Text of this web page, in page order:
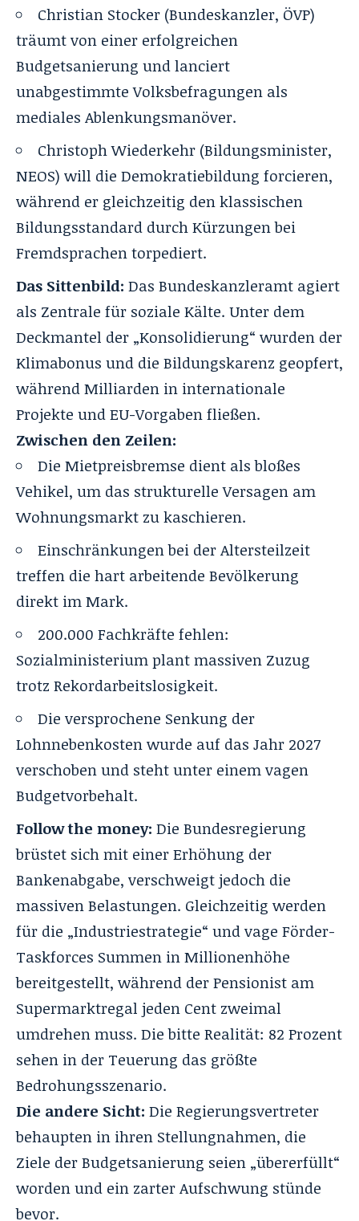
Christian Stocker (Bundeskanzler, ÖVP)
träumt von einer erfolgreichen
Budgetsanierung undlanciert
unabgestimmte Volksbefragungen als
mediales Ablenkungsmanöver.
Christoph Wiederkehr (Bildungsminister,
NEOS) will die Demokratiebildung forcieren,
während er gleichzeitig den klassischen
Bildungsstandard durch Kürzungen bei
Fremdsprachen torpediert.
Das Sittenbild: Das Bundeskanzleramt agiert
als Zentrale für soziale Kälte. Unter dem
Deckmantel der „Konsolidierung“ wurden der
Klimabonus und die Bildungskarenz geopfert,
während Milliarden in internationale
Projekte und EU-Vorgaben fließen.
Zwischen den Zeilen:
Die Mietpreisbremse dient als bloßes
Vehikel, um das strukturelle Versagen am
Wohnungsmarkt zu kaschieren.
Einschränkungen bei der Altersteilzeit
treffen die hart arbeitende Bevölkerung
direkt im Mark.
200.000 Fachkräfte fehlen:
Sozialministerium plant massiven Zuzug
trotz Rekordarbeitslosigkeit.
Die versprochene Senkung der
Lohnnebenkosten wurde auf das Jahr 2027
verschoben und steht unter einem vagen
Budgetvorbehalt.
Follow the money: Die Bundesregierung
brüstet sich mit einer Erhöhung der
Bankenabgabe, verschweigt jedoch die
massiven Belastungen. Gleichzeitig werden
für die „Industriestrategie“ und vage Förder-
Taskforces Summen in Millionenhöhe
bereitgestellt, während der Pensionist am
Supermarktregal jeden Cent zweimal
umdrehen muss. Die bitte Realität: 82 Prozent
sehen in der Teuerung das größte
Bedrohungsszenario.
Die andere Sicht: Die Regierungsvertreter
behaupten in ihren Stellungnahmen, die
Ziele der Budgetsanierung seien „übererfüllt“
worden und ein zarter Aufschwung stünde
bevor.